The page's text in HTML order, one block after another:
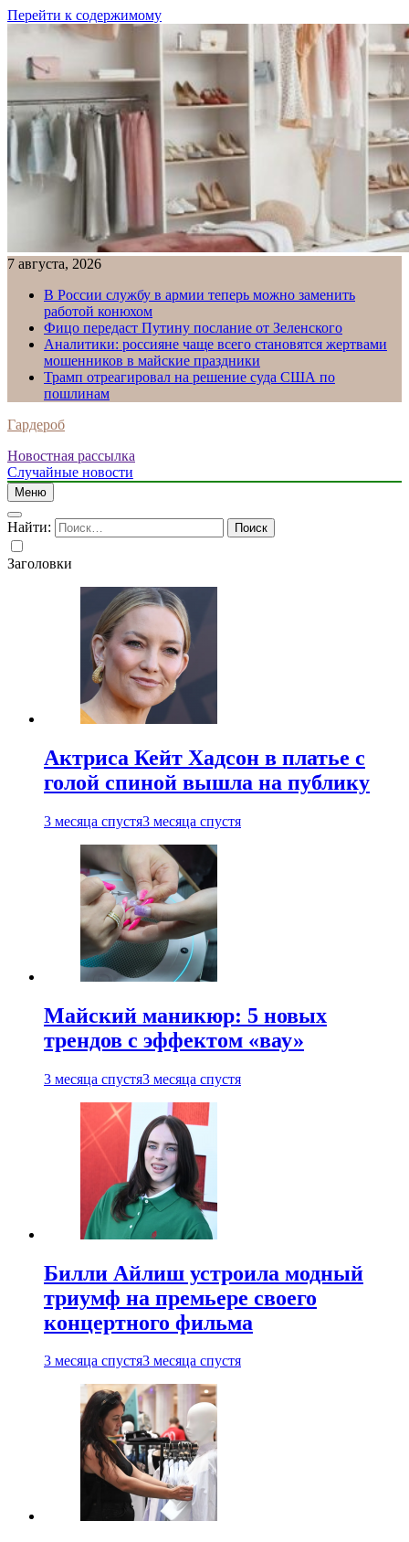
Перейти к содержимому
7 августа, 2026
В России службу в армии теперь можно заменить
работой конюхом
Фицо передаст Путину послание от Зеленского
Аналитики: россияне чаще всего становятся жертвами
мошенников в майские праздники
Трамп отреагировал на решение суда США по
пошлинам
Гардероб
Новостная рассылка
Случайные новости
Меню
Найти:
Заголовки
Актриса Кейт Хадсон в платье с
голой спиной вышла на публику
3 месяца спустя3 месяца спустя
Майский маникюр: 5 новых
трендов с эффектом «вау»
3 месяца спустя3 месяца спустя
Билли Айлиш устроила модный
триумф на премьере своего
концертного фильма
3 месяца спустя3 месяца спустя